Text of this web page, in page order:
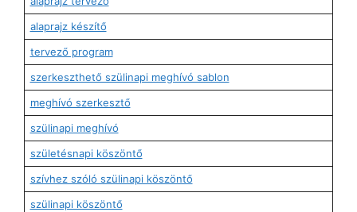
alaprajz készítő
tervező program
szerkeszthető szülinapi meghívó sablon
meghívó szerkesztő
szülinapi meghívó
születésnapi köszöntő
szívhez szóló szülinapi köszöntő
szülinapi köszöntő